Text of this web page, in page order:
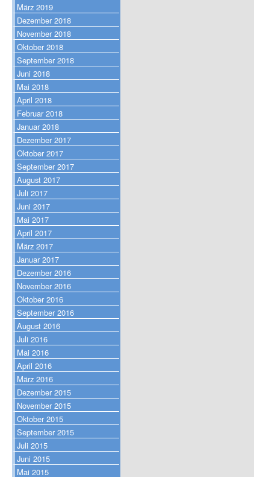
März 2019
Dezember 2018
November 2018
Oktober 2018
September 2018
Juni 2018
Mai 2018
April 2018
Februar 2018
Januar 2018
Dezember 2017
Oktober 2017
September 2017
August 2017
Juli 2017
Juni 2017
Mai 2017
April 2017
März 2017
Januar 2017
Dezember 2016
November 2016
Oktober 2016
September 2016
August 2016
Juli 2016
Mai 2016
April 2016
März 2016
Dezember 2015
November 2015
Oktober 2015
September 2015
Juli 2015
Juni 2015
Mai 2015